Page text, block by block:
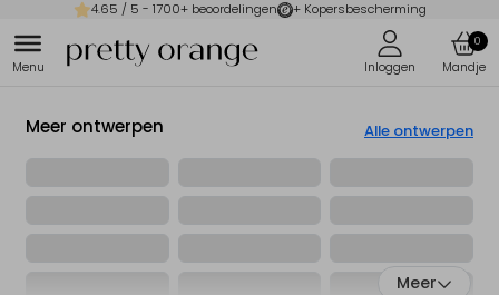
4.65 / 5 - 1700+ beoordelingen + Kopersbescherming
0
Meer ontwerpen Alle ontwerpen
Meer